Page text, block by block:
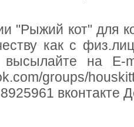
"Рыжий кот" для
как с
высылайте на
вконтакте